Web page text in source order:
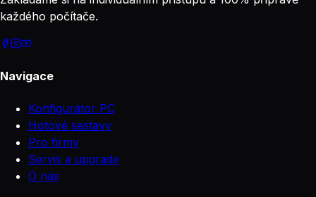
každého počítače.
Navigace
Konfigurátor PC
Hotové sestavy
Pro firmy
Servis a upgrade
O nás